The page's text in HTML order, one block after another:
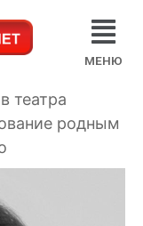
МЕНЮ
театра
родным